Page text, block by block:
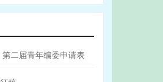
第二届青年编委申请表